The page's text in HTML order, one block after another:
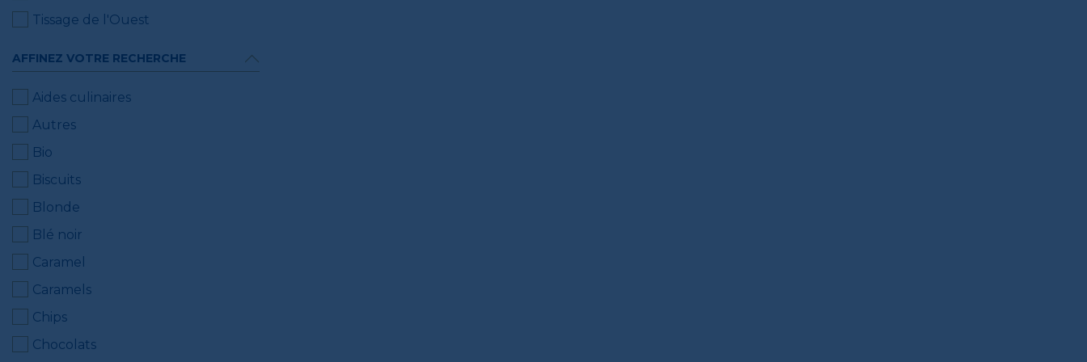
Tissage de l'Ouest
AFFINEZ VOTRE RECHERCHE
Aides culinaires
Autres
Bio
Biscuits
Blonde
Blé noir
Caramel
Caramels
Chips
Chocolats